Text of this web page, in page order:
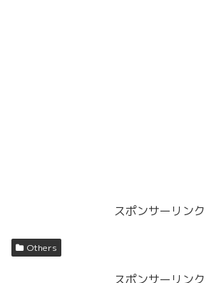
スポンサーリンク
Others
スポンサーリンク